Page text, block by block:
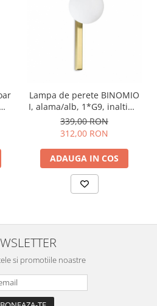
Lampa de perete BINOMIO
I, alama/alb, 1*G9, inaltime
33.3 cm - IDEAL LUX
339,00 RON
312,00 RON
ADAUGA IN COS
si promotiile noastre